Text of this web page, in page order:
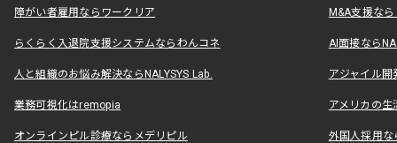
障がい者雇用ならワークリア M&A支援な
らくらく入退院支援システムならわんコネ AI面接なら
人と組織のお悩み解決ならNALYSYS Lab. アジャイル
業務可視化はremopia アメリカの
オンラインピル診療ならメデリピル 外国人採用